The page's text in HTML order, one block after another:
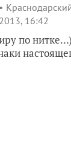
16:42
по